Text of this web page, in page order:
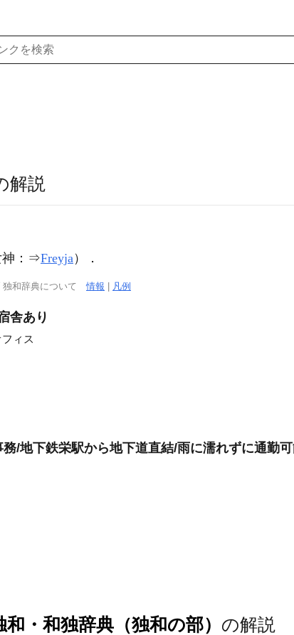
解説
神：⇒Freyja）．
独和辞典について情報 凡例
舎あり
ィス
/地下鉄栄駅から地下道直結/雨に濡れずに通勤
・和独辞典（独和の部） の解説